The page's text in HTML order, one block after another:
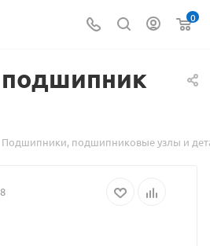
0
Материал
товаре
EXFLE
подшипник
Подшипники, подшипниковые узлы и